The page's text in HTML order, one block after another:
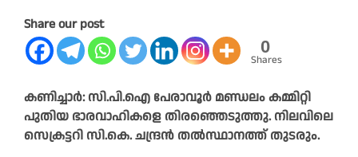
Share our post
0
Shares
കണിച്ചാർ: സി.പി.ഐ പേരാവൂർ മണ്ഡലം കമ്മിറ്റി
പുതിയ ഭാരവാഹികളെ തിരഞ്ഞെടുത്തു. നിലവിലെ
സെക്രട്ടറി സി.കെ. ചന്ദ്രൻ തൽസ്ഥാനത്ത് തുടരും.